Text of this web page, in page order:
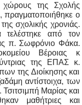
χώρους της Σχολής
ο
σχολικής χρονιάς.
τελέστηκε από τον
π. Σωφρόνιο Φάκα.
Βέροιας κ
της ΕΠΑΣ κ.
της Διοίκησης και
αντίστοιχα, των
Μαρίας και
μαθήτριες και